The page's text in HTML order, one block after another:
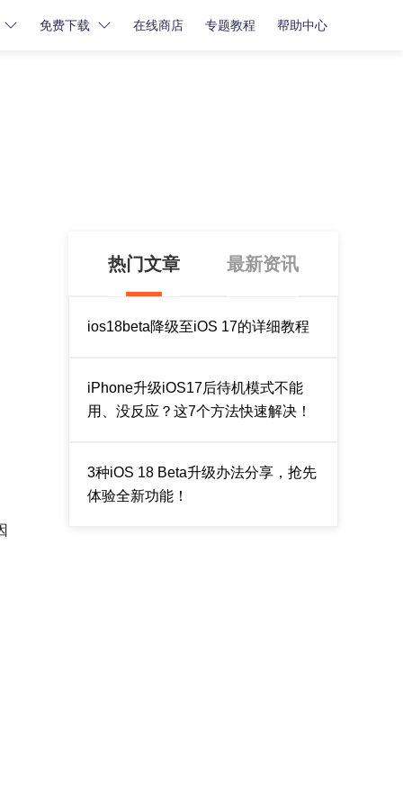
免费下载 在线商店 专题教程 帮助中心
热门文章 最新资讯
ios18beta降级至iOS 17的详细教程
iPhone升级iOS17后待机模式不能
用、没反应？这7个方法快速解决！
3种iOS 18 Beta升级办法分享，抢先
体验全新功能！